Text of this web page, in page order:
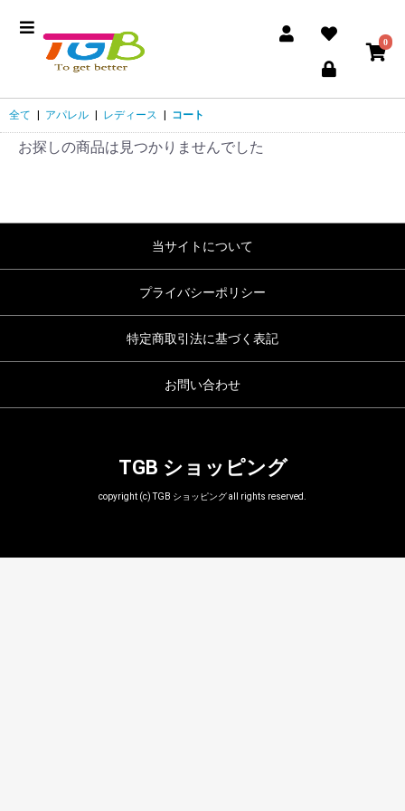
0
全て アパレル レディース コート
お探しの商品は見つかりませんでした
当サイトについて
プライバシーポリシー
特定商取引法に基づく表記
お問い合わせ
TGB ショッピング
copyright (c) TGB ショッピング all rights reserved.